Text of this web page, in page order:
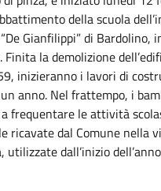
della scuola
Gianfilippi” di Bardolino,
la demolizione
inizieranno i lavori di
anno. Nel frattempo, i
frequentare le attività
ricavate dal Comune nella
utilizzate dall’inizio dell’anno